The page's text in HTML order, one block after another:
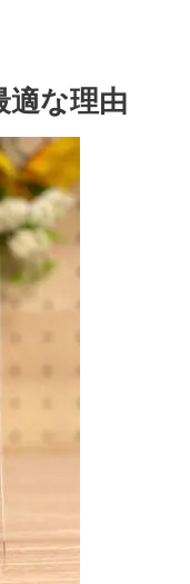
適な理由